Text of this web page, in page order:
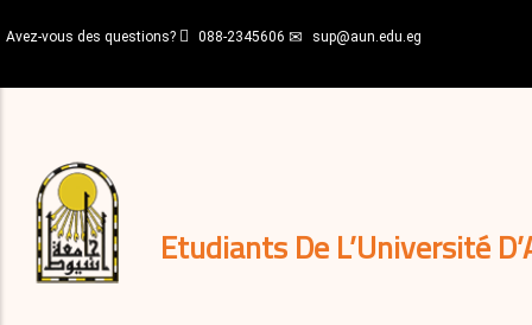
au
principal
Avez-vous des questions? 088-2345606 sup@aun.edu.eg
Etudiants De L’Université
décisions
Expatriés
Journal